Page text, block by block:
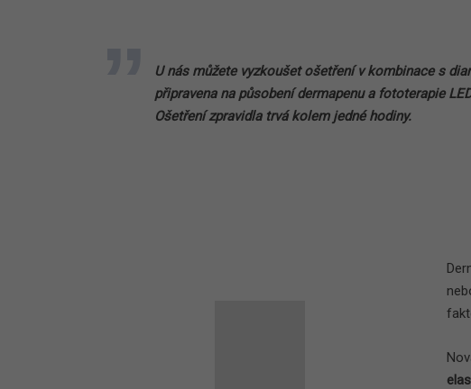
U nás můžete vyzkoušet ošetření v kombinace s
připravena na působení dermapenu a fototerapie
Ošetření zpravidla trvá kolem jedné hodiny.